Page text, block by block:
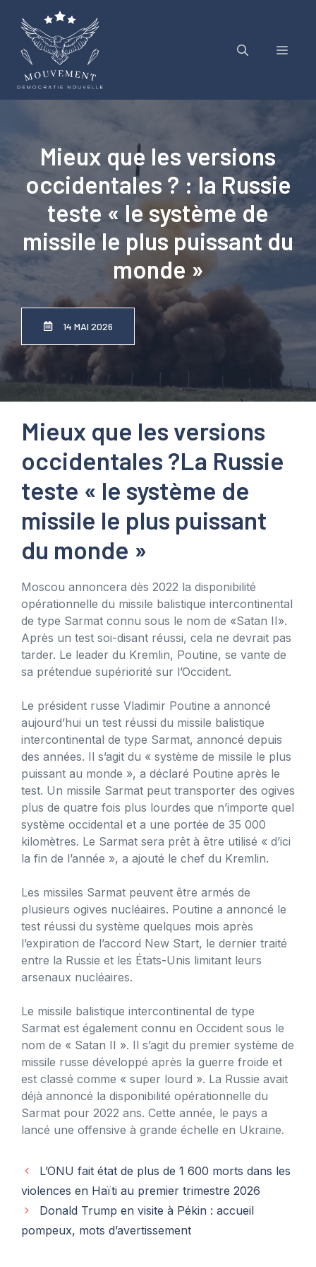
contenu
Menu
Mieux que les versions
occidentales ? : la Russie
teste « le système de
missile le plus puissant du
monde »
14 MAI 2026
Mieux que les versions
occidentales ?La Russie
teste « le système de
missile le plus puissant
du monde »
Moscou annoncera dès 2022 la disponibilité
opérationnelle du missile balistique intercontinental
de type Sarmat connu sous le nom de «Satan II».
Après un test soi-disant réussi, cela ne devrait pas
tarder. Le leader du Kremlin, Poutine, se vante de
sa prétendue supériorité sur l’Occident.
Le président russe Vladimir Poutine a annoncé
aujourd’hui un test réussi du missile balistique
intercontinental de type Sarmat, annoncé depuis
des années. Il s’agit du « système de missile le plus
puissant au monde », a déclaré Poutine après le
test. Un missile Sarmat peut transporter des ogives
plus de quatre fois plus lourdes que n’importe quel
système occidental et a une portée de 35 000
kilomètres. Le Sarmat sera prêt à être utilisé « d’ici
la fin de l’année », a ajouté le chef du Kremlin.
Les missiles Sarmat peuvent être armés de
plusieurs ogives nucléaires. Poutine a annoncé le
test réussi du système quelques mois après
l’expiration de l’accord New Start, le dernier traité
entre la Russie et les États-Unis limitant leurs
arsenaux nucléaires.
Le missile balistique intercontinental de type
Sarmat est également connu en Occident sous le
nom de « Satan II ». Il s’agit du premier système de
missile russe développé après la guerre froide et
est classé comme « super lourd ». La Russie avait
déjà annoncé la disponibilité opérationnelle du
Sarmat pour 2022 ans. Cette année, le pays a
lancé une offensive à grande échelle en Ukraine.
L’ONU fait état de plus de 1 600 morts dans les
violences en Haïti au premier trimestre 2026
Donald Trump en visite à Pékin : accueil
pompeux, mots d’avertissement